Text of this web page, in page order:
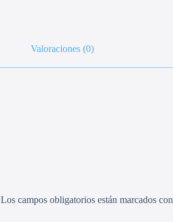
Valoraciones (0)
Los campos obligatorios están marcados con